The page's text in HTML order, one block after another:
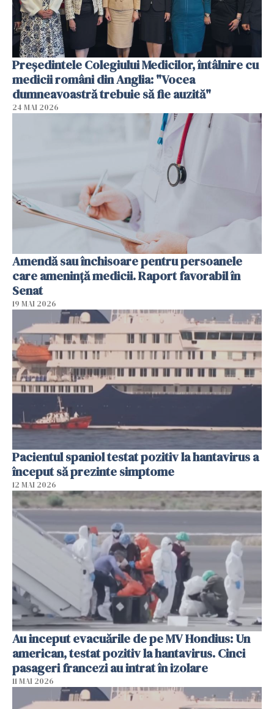
Președintele Colegiului Medicilor, întâlnire cu
medicii români din Anglia: "Vocea
dumneavoastră trebuie să fie auzită"
24 MAI 2026
Amendă sau închisoare pentru persoanele
care ameninţă medicii. Raport favorabil în
Senat
19 MAI 2026
Pacientul spaniol testat pozitiv la hantavirus a
început să prezinte simptome
12 MAI 2026
Au inceput evacuările de pe MV Hondius: Un
american, testat pozitiv la hantavirus. Cinci
pasageri francezi au intrat în izolare
11 MAI 2026